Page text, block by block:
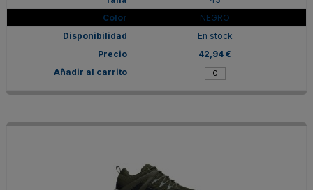
NEGRO
En stock
42,94 €